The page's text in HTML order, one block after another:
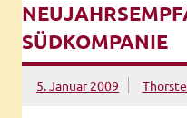
SÜDKOMPANIE
5. Januar 2009